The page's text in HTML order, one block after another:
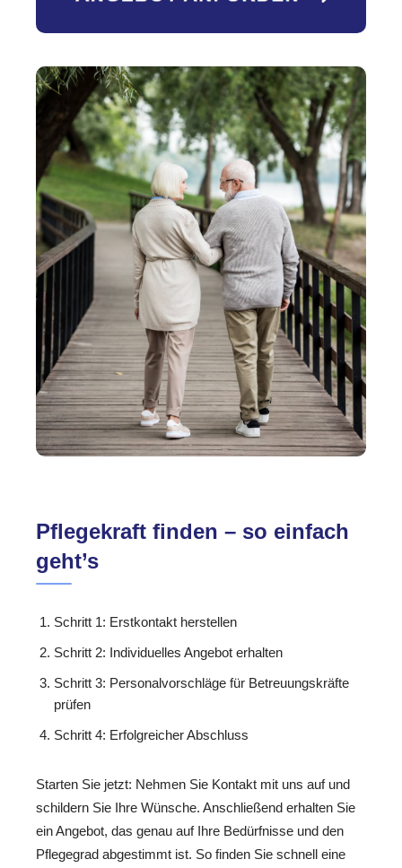
Pflegekraft finden – so einfach
geht’s
Schritt 1: Erstkontakt herstellen
Schritt 2: Individuelles Angebot erhalten
Schritt 3: Personalvorschläge für Betreuungskräfte
prüfen
Schritt 4: Erfolgreicher Abschluss
Starten Sie jetzt: Nehmen Sie Kontakt mit uns auf und
schildern Sie Ihre Wünsche. Anschließend erhalten Sie
ein Angebot, das genau auf Ihre Bedürfnisse und den
Pflegegrad abgestimmt ist. So finden Sie schnell eine